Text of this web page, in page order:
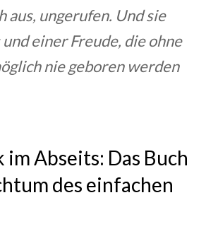
aus, ungerufen. Und sie
einer Freude, die ohne
nie geboren werden
im Abseits: Das Buch
des einfachen